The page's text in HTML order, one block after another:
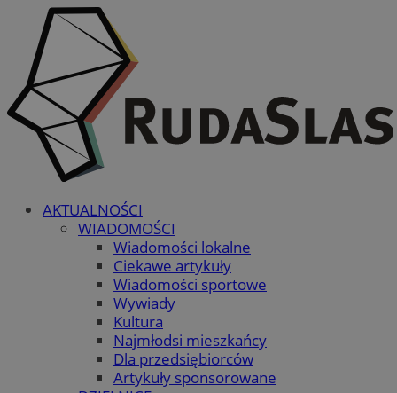
AKTUALNOŚCI
WIADOMOŚCI
Wiadomości lokalne
Ciekawe artykuły
Wiadomości sportowe
Wywiady
Kultura
Najmłodsi mieszkańcy
Dla przedsiębiorców
Artykuły sponsorowane